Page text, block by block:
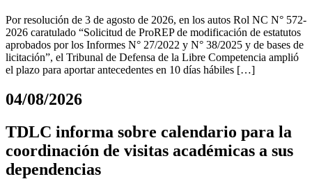
Por resolución de 3 de agosto de 2026, en los autos Rol NC N° 572-
2026 caratulado “Solicitud de ProREP de modificación de estatutos
aprobados por los Informes N° 27/2022 y N° 38/2025 y de bases de
licitación”, el Tribunal de Defensa de la Libre Competencia amplió
el plazo para aportar antecedentes en 10 días hábiles […]
04/08/2026
TDLC informa sobre calendario para la
coordinación de visitas académicas a sus
dependencias